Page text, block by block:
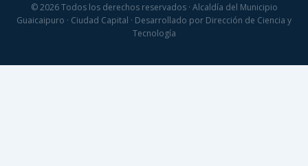
© 2026 Todos los derechos reservados · Alcaldía del Municipio
Guaicaipuro · Ciudad Capital · Desarrollado por Dirección de Ciencia y
Tecnología